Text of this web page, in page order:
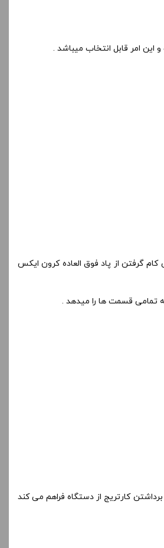
این امر قابل انتخاب میباشد .
گرفتن از پاد فوق العاده کرون ایکس
برداشتن کارتریج از دستگاه فراهم می کند